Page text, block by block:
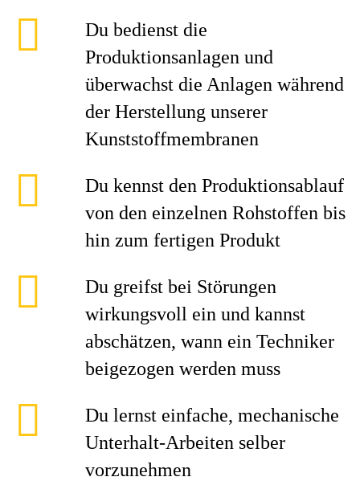
Du bedienst die
Produktionsanlagen und
überwachst die Anlagen während
der Herstellung unserer
Kunststoffmembranen
Du kennst den Produktionsablauf
von den einzelnen Rohstoffen bis
hin zum fertigen Produkt
Du greifst bei Störungen
wirkungsvoll ein und kannst
abschätzen, wann ein Techniker
beigezogen werden muss
Du lernst einfache, mechanische
Unterhalt-Arbeiten selber
vorzunehmen